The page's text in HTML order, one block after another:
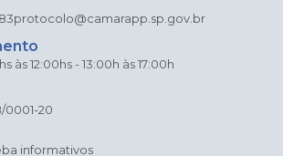
protocolo@camarapp.sp.gov.br
às 12:00hs - 13:00h às 17:00h
0001-20
informativos